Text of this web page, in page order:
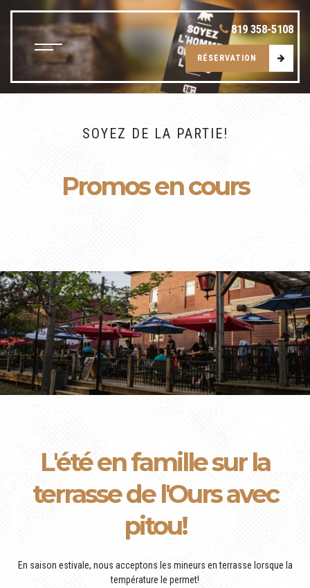
819 358-5108
RÉSERVATION
SOYEZ DE LA PARTIE!
Promos en cours
L'été en famille sur la
terrasse de l'Ours avec
pitou!
En saison estivale, nous acceptons les mineurs en terrasse lorsque la
température le permet!